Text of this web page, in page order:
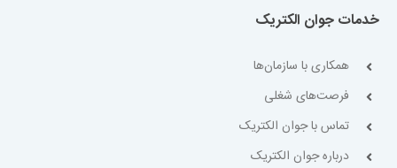
خدمات جوان الکتریک
همکاری با سازمان‌ها
فرصت‌های شغلی
تماس با جوان الکتریک
درباره جوان الکتریک